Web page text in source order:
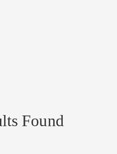
Found